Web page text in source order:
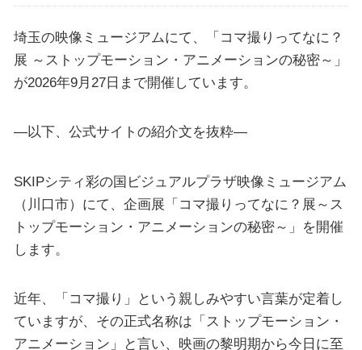
埼玉の映像ミュージアムにて、「コマ撮りってなに？
展 ～ストップモーション・アニメーションの秘密～」
が2026年9月27日まで開催しています。
—以下、公式サイトの紹介文を抜粋—
SKIPシティ彩の国ビジュアルプラザ映像ミュージアム
（川口市）にて、企画展「コマ撮りってなに？展～ス
トップモーション・アニメーションの秘密～」を開催
します。
近年、「コマ撮り」という親しみやすい言葉が定着し
ていますが、その正式名称は「ストップモーション・
アニメーション」と言い、映画の黎明期から今日に至